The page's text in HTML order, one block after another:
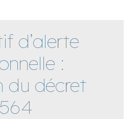
d’alerte
:
du décret